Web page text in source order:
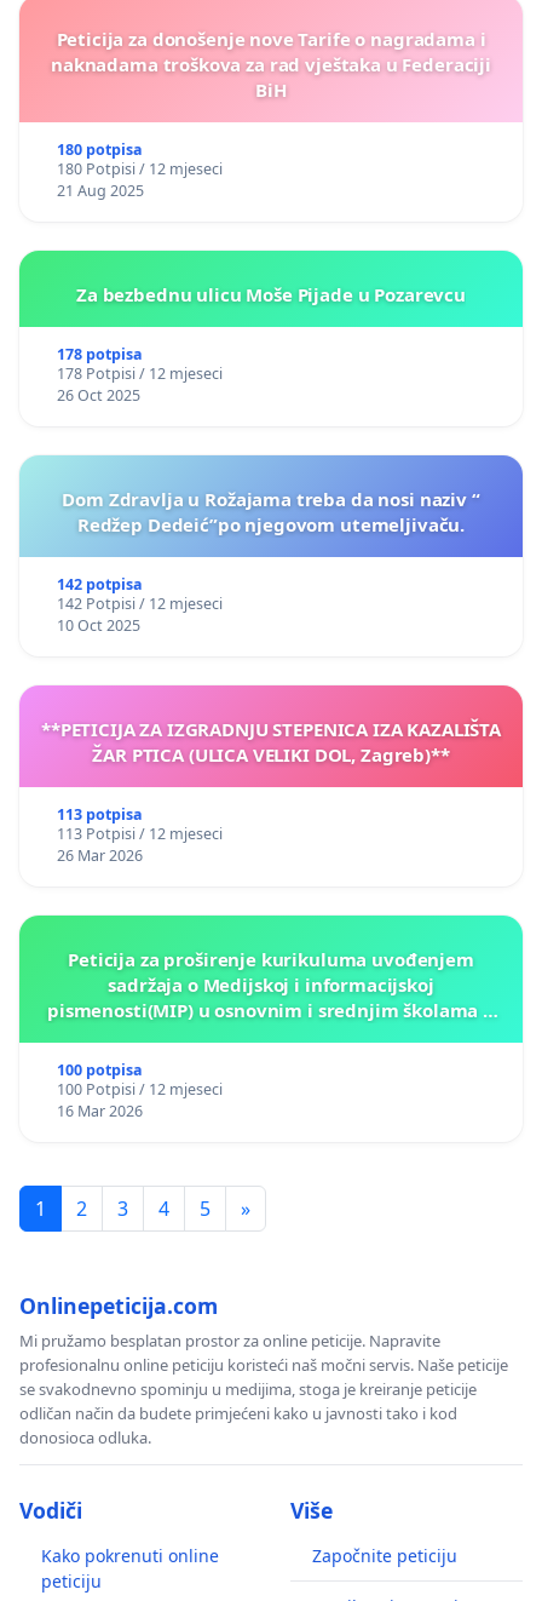
Peticija za donošenje nove Tarife o nagradama i
naknadama troškova za rad vještaka u Federaciji
BiH
180 potpisa
180 Potpisi / 12 mjeseci
21 Aug 2025
Za bezbednu ulicu Moše Pijade u Pozarevcu
178 potpisa
178 Potpisi / 12 mjeseci
26 Oct 2025
Dom Zdravlja u Rožajama treba da nosi naziv “
Redžep Dedeić”po njegovom utemeljivaču.
142 potpisa
142 Potpisi / 12 mjeseci
10 Oct 2025
**PETICIJA ZA IZGRADNJU STEPENICA IZA KAZALIŠTA
ŽAR PTICA (ULICA VELIKI DOL, Zagreb)**
113 potpisa
113 Potpisi / 12 mjeseci
26 Mar 2026
Peticija za proširenje kurikuluma uvođenjem
sadržaja o Medijskoj i informacijskoj
pismenosti(MIP) u osnovnim i srednjim školama u
100 potpisa
100 Potpisi / 12 mjeseci
16 Mar 2026
1 2 3 4 5 »
Onlinepeticija.com
Mi pružamo besplatan prostor za online peticije. Napravite
profesionalnu online peticiju koristeći naš močni servis. Naše peticije
se svakodnevno spominju u medijima, stoga je kreiranje peticije
odličan način da budete primjećeni kako u javnosti tako i kod
donosioca odluka.
Vodiči
Kako pokrenuti online
peticiju
Više
Započnite peticiju